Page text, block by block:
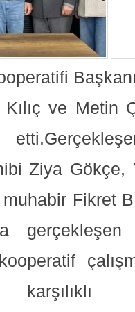
ve Metin
Ziya Gökçe,
Fikret
gerçekleşen